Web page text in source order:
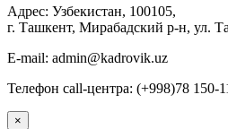
Адрес: Узбекистан, 100105,
г. Ташкент, Мирабадский р-н, ул.
E-mail: admin@kadrovik.uz
Телефон call-центра: (+998)78 150-
×